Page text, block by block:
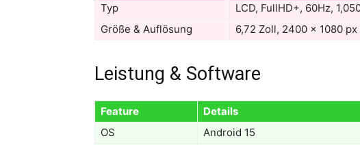
Typ
LCD, FullHD+, 60Hz,
Größe & Auflösung
6,72 Zoll, 2400 × 1080
Leistung & Software
Feature
Details
OS
Android 15